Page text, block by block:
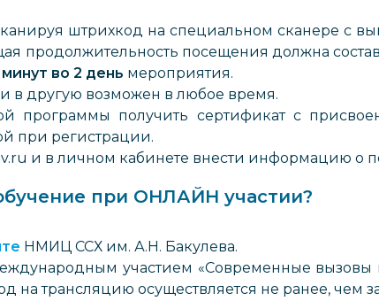
штрихкод на специальном сканере с
продолжительность посещения должна
во 2 день мероприятия.
в другую возможен в любое время.
программы получить сертификат с
при регистрации.
и в личном кабинете внести информацию о
при ОНЛАЙН участии?
НМИЦ ССХ им. А.Н. Бакулева.
участием «Современные вызовы
на трансляцию осуществляется не ранее, чем